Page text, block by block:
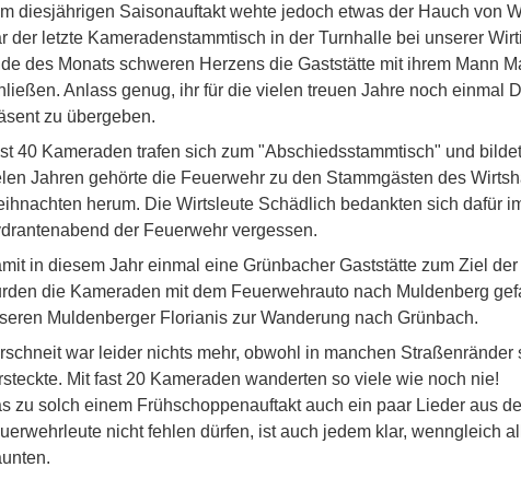
diesjährigen Saisonauftakt wehte jedoch etwas der Hauch von
der letzte Kameradenstammtisch in der Turnhalle bei unserer
des Monats schweren Herzens die Gaststätte mit ihrem Mann
Anlass genug, ihr für die vielen treuen Jahre noch einmal
zu übergeben.
40 Kameraden trafen sich zum "Abschiedsstammtisch" und
Jahren gehörte die Feuerwehr zu den Stammgästen des
herum. Die Wirtsleute Schädlich bedankten sich dafür
der Feuerwehr vergessen.
in diesem Jahr einmal eine Grünbacher Gaststätte zum Ziel
die Kameraden mit dem Feuerwehrauto nach Muldenberg
Muldenberger Florianis zur Wanderung nach Grünbach.
war leider nichts mehr, obwohl in manchen
Mit fast 20 Kameraden wanderten so viele wie noch nie!
zu solch einem Frühschoppenauftakt auch ein paar Lieder aus
nicht fehlen dürfen, ist auch jedem klar, wenngleich